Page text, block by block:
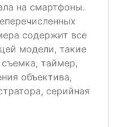
на смартфоны.
содержит все
модели, такие
съемка, таймер,
объектива,
серийная